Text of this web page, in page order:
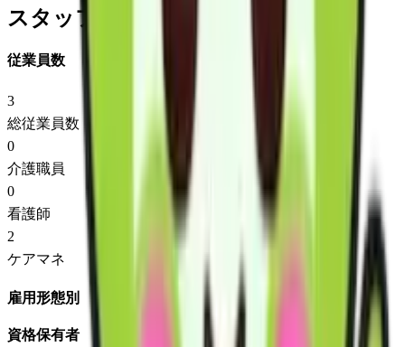
スタッフ情報
従業員数
3
総従業員数
0
介護職員
0
看護師
2
ケアマネ
雇用形態別
資格保有者